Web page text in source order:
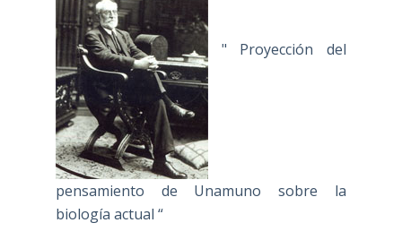
" Proyección del
pensamiento de Unamuno sobre la
biología actual “